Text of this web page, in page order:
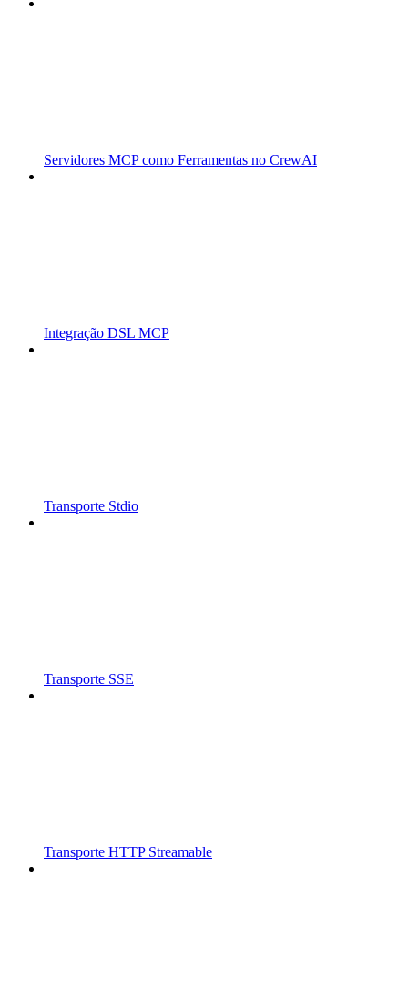
Servidores MCP como Ferramentas no CrewAI
Integração DSL MCP
Transporte Stdio
Transporte SSE
Transporte HTTP Streamable